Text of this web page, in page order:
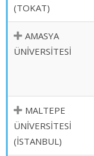
(TOKAT)
AMASYA
ÜNİVERSİTESİ
MALTEPE
ÜNİVERSİTESİ
(İSTANBUL)